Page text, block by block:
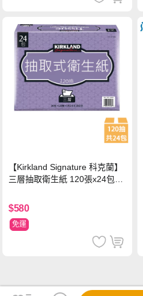
【Kirkland Signature 科克蘭】
三層抽取衛生紙 120張x24包x1
$580
免運